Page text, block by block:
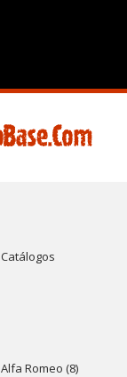
Catálogos
Alfa Romeo (8)